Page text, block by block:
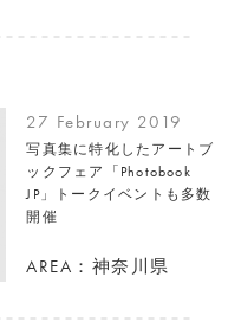
27 February 2019
写真集に特化したアートブ
ックフェア「Photobook
JP」トークイベントも多数
開催
AREA：神奈川県